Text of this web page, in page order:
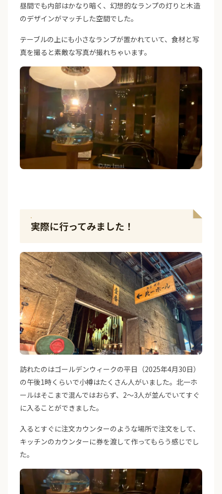
昼間でも内部はかなり暗く、幻想的なランプの灯りと木造
のデザインがマッチした空間でした。
テーブルの上にも小さなランプが置かれていて、食材と写
真を撮ると素敵な写真が撮れちゃいます。
実際に行ってみました！
訪れたのはゴールデンウィークの平日（2025年4月30日）
の午後1時くらいで小樽はたくさん人がいました。北一ホ
ールはそこまで混んではおらず、2〜3人が並んでいてすぐ
に入ることができました。
入るとすぐに注文カウンターのような場所で注文をして、
キッチンのカウンターに券を渡して作ってもらう感じでし
た。